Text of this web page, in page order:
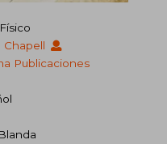
Chapell
Publicaciones